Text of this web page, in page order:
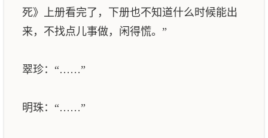
死》上册看完了，下册也不知道什么时候能出
来，不找点儿事做，闲得慌。”
翠珍：“……”
明珠：“……”